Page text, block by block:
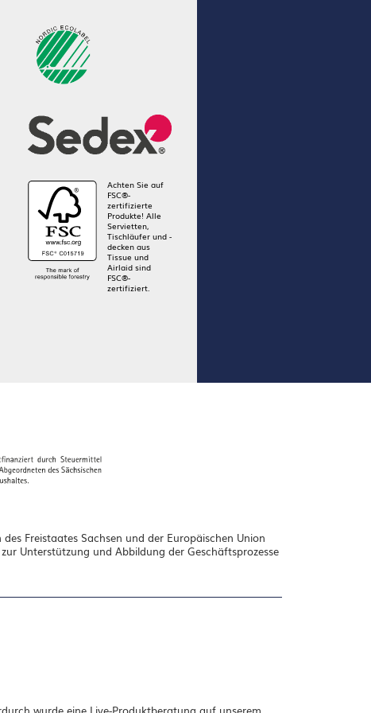
Achten Sie auf
FSC®-
zertifizierte
Produkte! Alle
Servietten,
Tischläufer und -
decken aus
Tissue und
Airlaid sind
FSC®-
zertifiziert.
Freistaates Sachsen und der Europäischen Union
Unterstützung und Abbildung der Geschäftsprozesse